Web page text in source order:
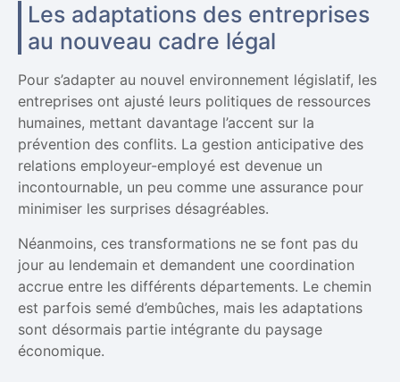
Les adaptations des entreprises
au nouveau cadre légal
Pour s’adapter au nouvel environnement législatif, les
entreprises ont ajusté leurs politiques de ressources
humaines, mettant davantage l’accent sur la
prévention des conflits. La gestion anticipative des
relations employeur-employé est devenue un
incontournable, un peu comme une assurance pour
minimiser les surprises désagréables.
Néanmoins, ces transformations ne se font pas du
jour au lendemain et demandent une coordination
accrue entre les différents départements. Le chemin
est parfois semé d’embûches, mais les adaptations
sont désormais partie intégrante du paysage
économique.